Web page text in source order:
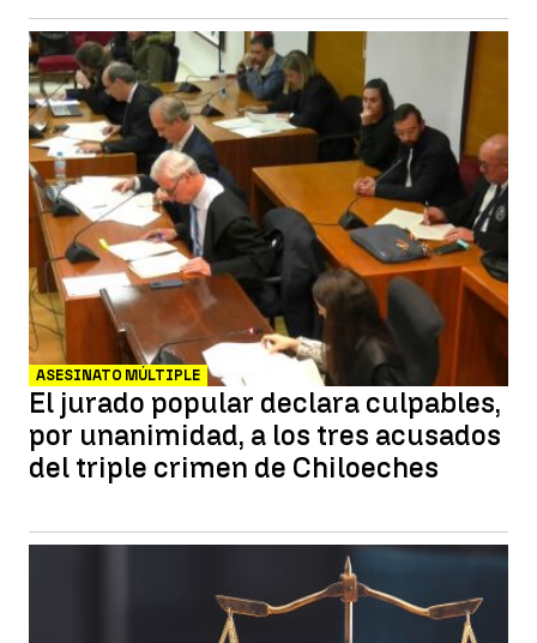
ASESINATO MÚLTIPLE
El jurado popular declara culpables,
por unanimidad, a los tres acusados
del triple crimen de Chiloeches